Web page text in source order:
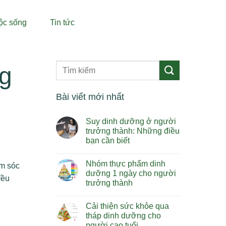
sống Tin tức
sóc
Bài viết mới nhất
Suy dinh dưỡng ở người
trưởng thành: Những điều
bạn cần biết
bình
luận
ở
Suy
ở
người
trưởng
thành:
Nhóm thực phẩm dinh
dưỡng 1 ngày cho người
trưởng thành
bình
luận
ở
Cải thiện sức khỏe qua
tháp dinh dưỡng cho